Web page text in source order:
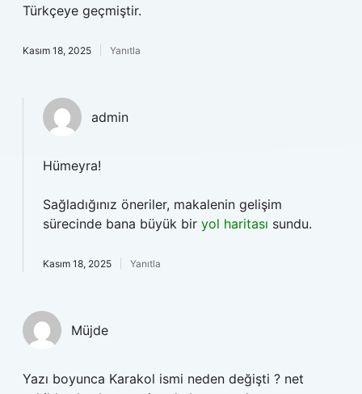
Türkçeye geçmiştir.
Kasım 18, 2025 Yanıtla
admin
Hümeyra!
Sağladığınız öneriler, makalenin gelişim
sürecinde bana büyük bir yol haritası sundu.
Kasım 18, 2025 Yanıtla
Müjde
Yazı boyunca Karakol ismi neden değişti ? net